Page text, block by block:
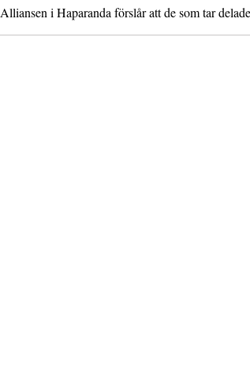
Alliansen i Haparanda förslår att de som tar